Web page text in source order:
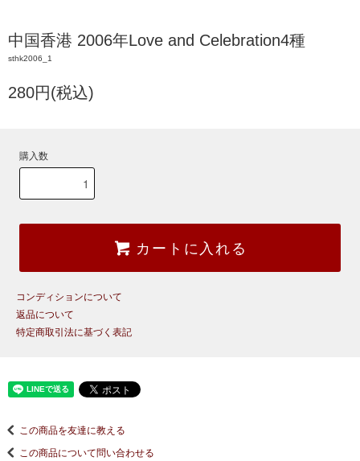
中国香港 2006年Love and Celebration4種
sthk2006_1
280円(税込)
購入数
カートに入れる
コンディションについて
返品について
特定商取引法に基づく表記
この商品を友達に教える
この商品について問い合わせる